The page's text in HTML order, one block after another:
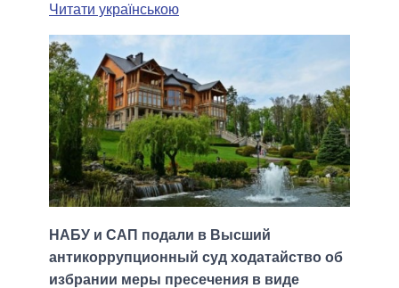
ВСЕ ПЕРСОНЫ
Читати українською
НАБУ и САП подали в Высший
антикоррупционный суд ходатайство об
избрании меры пресечения в виде